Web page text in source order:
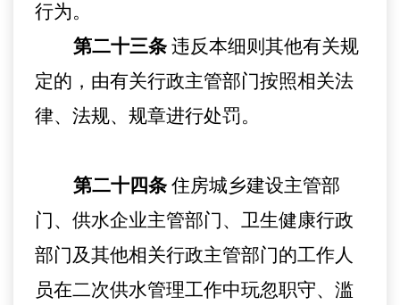
行为。
第二十三条 违反本细则 其他有关规
定的，由有关行政主管部门按照相关法
律、法规、规章进行处罚。
第二十四条 住房城乡建设主管部
门、 供水企业主管部门、 卫生健康行政
部门及其他相关行政主管部门的工作人
员在二次供水管理工作中玩忽职守、滥